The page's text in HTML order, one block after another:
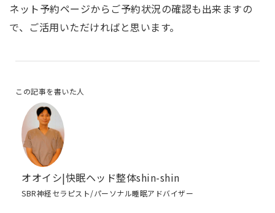
ネット予約ページからご予約状況の確認も出来ますの
で、ご活用いただければと思います。
この記事を書いた人
オオイシ|快眠ヘッド整体shin-shin
SBR神経セラピスト/パーソナル睡眠アドバイザー